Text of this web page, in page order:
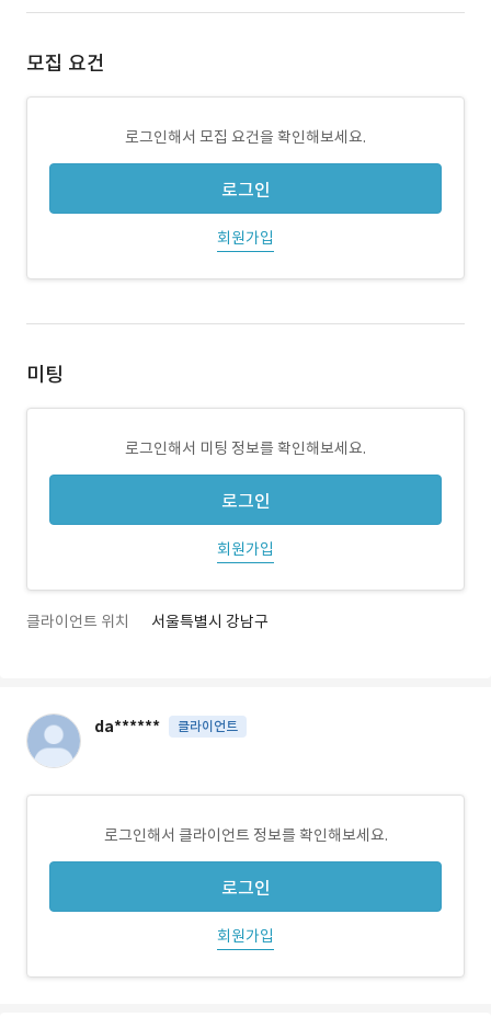
모집 요건
로그인해서 모집 요건을 확인해보세요.
로그인
회원가입
미팅
로그인해서 미팅 정보를 확인해보세요.
로그인
회원가입
클라이언트 위치 서울특별시 강남구
da****** 클라이언트
로그인해서 클라이언트 정보를 확인해보세요.
로그인
회원가입